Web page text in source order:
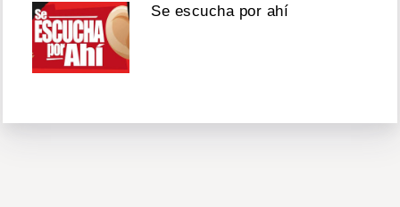
Se escucha por ahí